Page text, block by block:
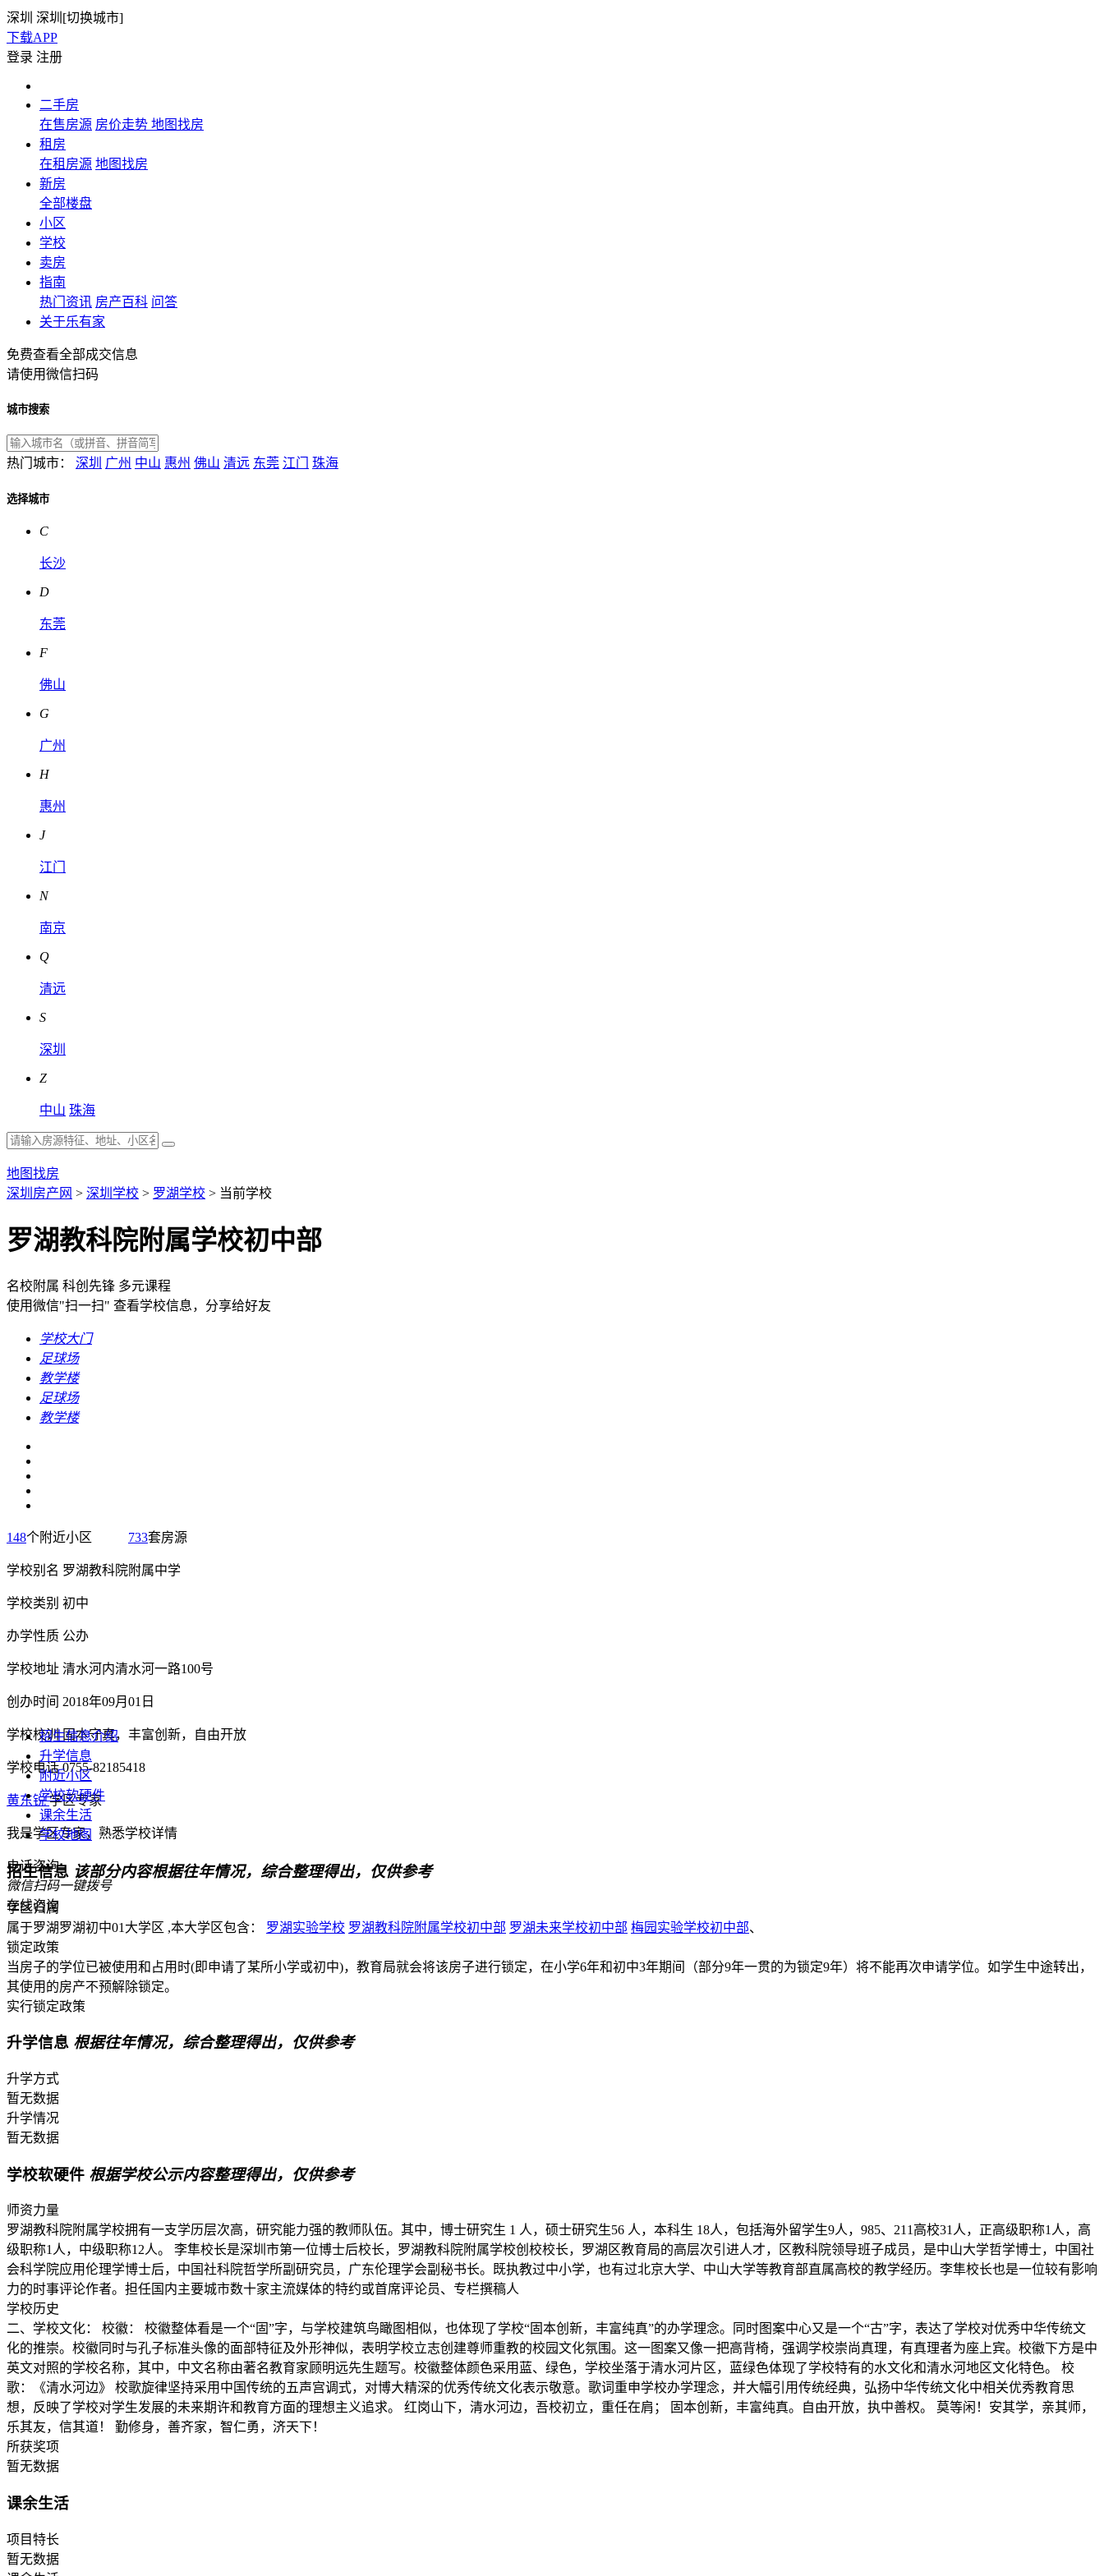
深圳 深圳[切换城市]
下载APP
登录 注册
二手房
在售房源 房价走势 地图找房
租房
在租房源 地图找房
新房
全部楼盘
小区
学校
卖房
指南
热门资讯 房产百科 问答
关于乐有家
免费查看全部成交信息
请使用微信扫码
城市搜索
热门城市： 深圳 广州 中山 惠州 佛山 清远 东莞 江门 珠海
选择城市
C
长沙
D
东莞
F
佛山
G
广州
H
惠州
J
江门
N
南京
Q
清远
S
深圳
Z
中山 珠海
地图找房
深圳房产网 > 深圳学校 > 罗湖学校 > 当前学校
罗湖教科院附属学校初中部
名校附属 科创先锋 多元课程
使用微信"扫一扫" 查看学校信息，分享给好友
学校大门
足球场
教学楼
足球场
教学楼
148个附近小区 733套房源
学校别名 罗湖教科院附属中学
学校类别 初中
办学性质 公办
学校地址 清水河内清水河一路100号
创办时间 2018年09月01日
学校校训 固本守真，丰富创新，自由开放
学校电话 0755-82185418
黄东锐 学区专家
我是学区专家，熟悉学校详情
电话咨询
微信扫码一键拨号
在线咨询
招生信息介绍
升学信息
附近小区
学校软硬件
课余生活
学校地图
招生信息 该部分内容根据往年情况，综合整理得出，仅供参考
学区归属
属于罗湖罗湖初中01大学区 ,本大学区包含： 罗湖实验学校 罗湖教科院附属学校初中部 罗湖未来学校初中部 梅园实验学校初中部、
锁定政策
当房子的学位已被使用和占用时(即申请了某所小学或初中)，教育局就会将该房子进行锁定，在小学6年和初中3年期间（部分9年一贯的为锁定9年）将不能再次申请学位。如学生中途转出，
其使用的房产不预解除锁定。
实行锁定政策
升学信息 根据往年情况，综合整理得出，仅供参考
升学方式
暂无数据
升学情况
暂无数据
学校软硬件 根据学校公示内容整理得出，仅供参考
师资力量
罗湖教科院附属学校拥有一支学历层次高，研究能力强的教师队伍。其中，博士研究生 1 人，硕士研究生56 人，本科生 18人，包括海外留学生9人，985、211高校31人，正高级职称1人，高
级职称1人，中级职称12人。 李隼校长是深圳市第一位博士后校长，罗湖教科院附属学校创校校长，罗湖区教育局的高层次引进人才，区教科院领导班子成员，是中山大学哲学博士，中国社
会科学院应用伦理学博士后，中国社科院哲学所副研究员，广东伦理学会副秘书长。既执教过中小学，也有过北京大学、中山大学等教育部直属高校的教学经历。李隼校长也是一位较有影响
力的时事评论作者。担任国内主要城市数十家主流媒体的特约或首席评论员、专栏撰稿人
学校历史
二、学校文化： 校徽： 校徽整体看是一个“固”字，与学校建筑鸟瞰图相似，也体现了学校“固本创新，丰富纯真”的办学理念。同时图案中心又是一个“古”字，表达了学校对优秀中华传统文
化的推崇。校徽同时与孔子标准头像的面部特征及外形神似，表明学校立志创建尊师重教的校园文化氛围。这一图案又像一把高背椅，强调学校崇尚真理，有真理者为座上宾。校徽下方是中
英文对照的学校名称，其中，中文名称由著名教育家顾明远先生题写。校徽整体颜色采用蓝、绿色，学校坐落于清水河片区，蓝绿色体现了学校特有的水文化和清水河地区文化特色。 校
歌：《清水河边》 校歌旋律坚持采用中国传统的五声宫调式，对博大精深的优秀传统文化表示敬意。歌词重申学校办学理念，并大幅引用传统经典，弘扬中华传统文化中相关优秀教育思
想，反映了学校对学生发展的未来期许和教育方面的理想主义追求。 红岗山下，清水河边，吾校初立，重任在肩； 固本创新，丰富纯真。自由开放，执中善权。 莫等闲！安其学，亲其师，
乐其友，信其道！ 勤修身，善齐家，智仁勇，济天下！
所获奖项
暂无数据
课余生活
项目特长
暂无数据